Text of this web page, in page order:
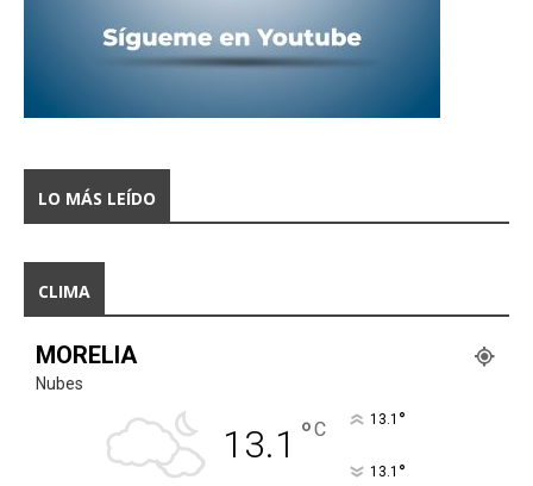
LO MÁS LEÍDO
CLIMA
MORELIA
Nubes
13.1 °C 13.1 °
13.1 °